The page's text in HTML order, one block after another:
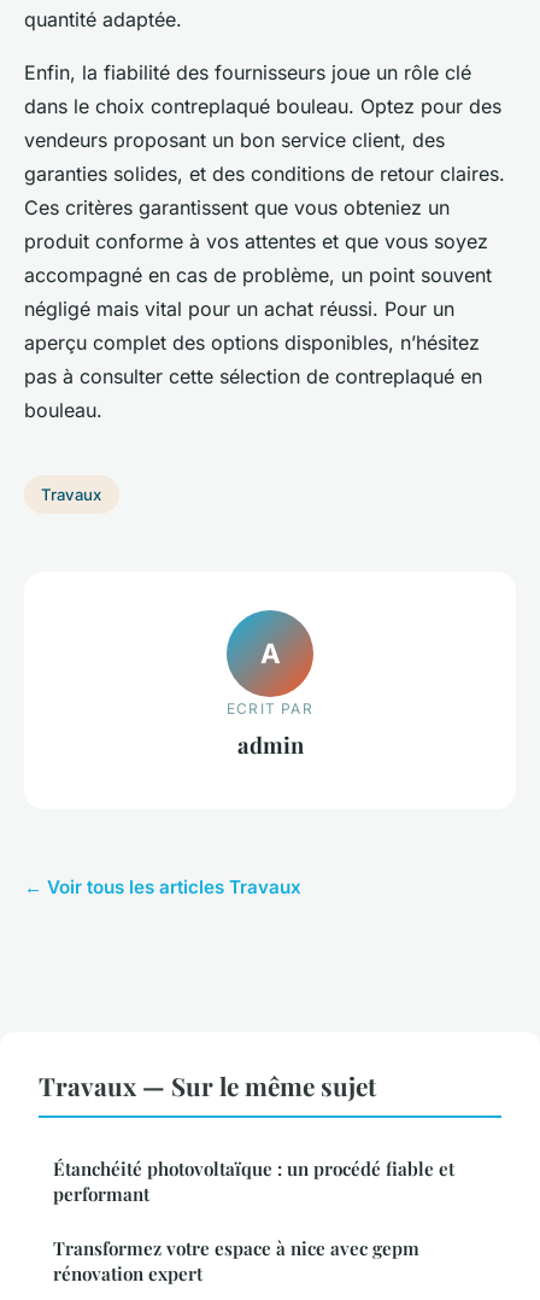
quantité adaptée.
Enfin, la fiabilité des fournisseurs joue un rôle clé
dans le choix contreplaqué bouleau. Optez pour des
vendeurs proposant un bon service client, des
garanties solides, et des conditions de retour claires.
Ces critères garantissent que vous obteniez un
produit conforme à vos attentes et que vous soyez
accompagné en cas de problème, un point souvent
négligé mais vital pour un achat réussi. Pour un
aperçu complet des options disponibles, n’hésitez
pas à consulter cette sélection de contreplaqué en
bouleau.
Travaux
A
ECRIT PAR
admin
← Voir tous les articles Travaux
Travaux — Sur le même sujet
Étanchéité photovoltaïque : un procédé fiable et
performant
Transformez votre espace à nice avec gepm
rénovation expert